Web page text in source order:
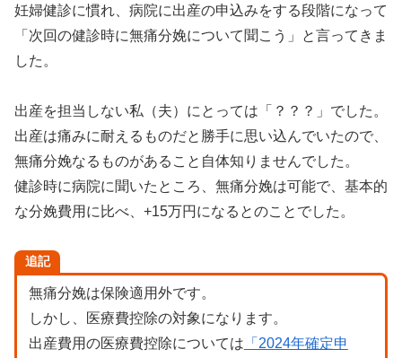
妊婦健診に慣れ、病院に出産の申込みをする段階になって
「次回の健診時に無痛分娩について聞こう」と言ってきま
した。
出産を担当しない私（夫）にとっては「？？？」でした。
出産は痛みに耐えるものだと勝手に思い込んでいたので、
無痛分娩なるものがあること自体知りませんでした。
健診時に病院に聞いたところ、無痛分娩は可能で、基本的
な分娩費用に比べ、+15万円になるとのことでした。
追記
無痛分娩は保険適用外です。
しかし、医療費控除の対象になります。
出産費用の医療費控除については 「2024年確定申